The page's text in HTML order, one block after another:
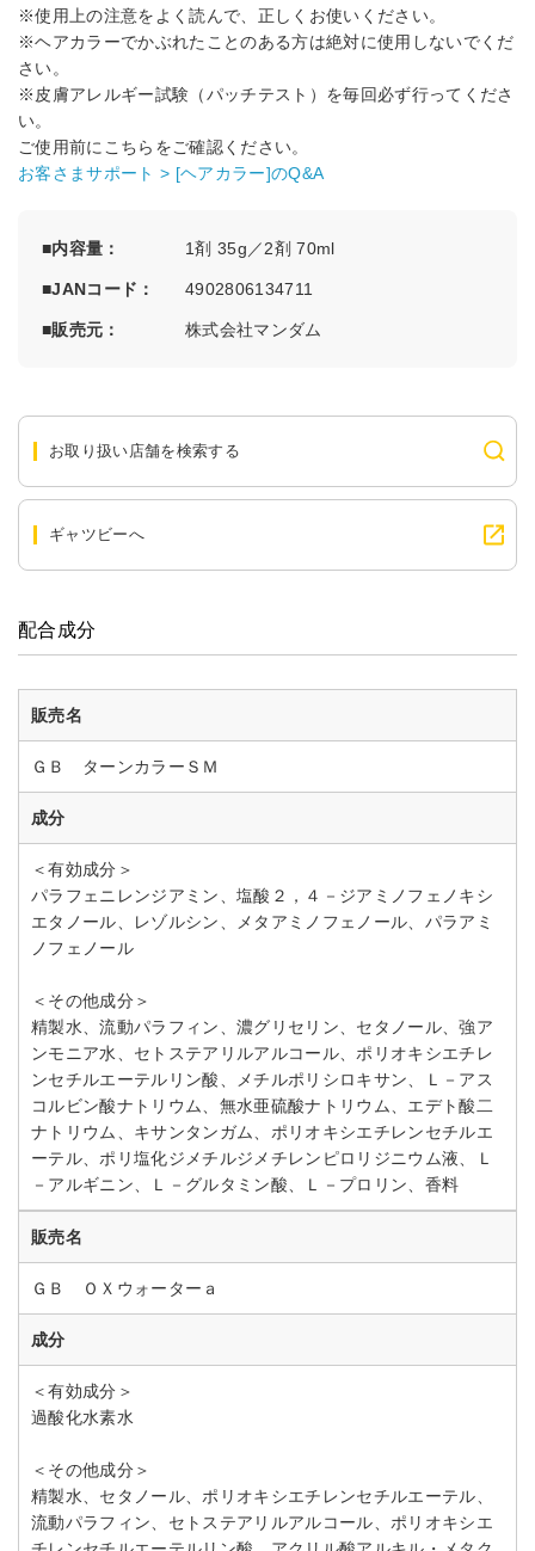
※使用上の注意をよく読んで、正しくお使いください。
※ヘアカラーでかぶれたことのある方は絶対に使用しないでくだ
さい。
※皮膚アレルギー試験（パッチテスト）を毎回必ず行ってくださ
い。
ご使用前にこちらをご確認ください。
お客さまサポート > [ヘアカラー]のQ&A
内容量 1剤 35g／2剤 70ml
JANコード 4902806134711
販売元 株式会社マンダム
お取り扱い店舗を検索する
ギャツビーへ
配合成分
販売名
ＧＢ ターンカラーＳＭ
成分
＜有効成分＞
パラフェニレンジアミン、塩酸２，４－ジアミノフェノキシ
エタノール、レゾルシン、メタアミノフェノール、パラアミ
ノフェノール
＜その他成分＞
精製水、流動パラフィン、濃グリセリン、セタノール、強ア
ンモニア水、セトステアリルアルコール、ポリオキシエチレ
ンセチルエーテルリン酸、メチルポリシロキサン、Ｌ－アス
コルビン酸ナトリウム、無水亜硫酸ナトリウム、エデト酸二
ナトリウム、キサンタンガム、ポリオキシエチレンセチルエ
ーテル、ポリ塩化ジメチルジメチレンピロリジニウム液、Ｌ
－アルギニン、Ｌ－グルタミン酸、Ｌ－プロリン、香料
販売名
ＧＢ ＯＸウォーターａ
成分
＜有効成分＞
過酸化水素水
＜その他成分＞
精製水、セタノール、ポリオキシエチレンセチルエーテル、
流動パラフィン、セトステアリルアルコール、ポリオキシエ